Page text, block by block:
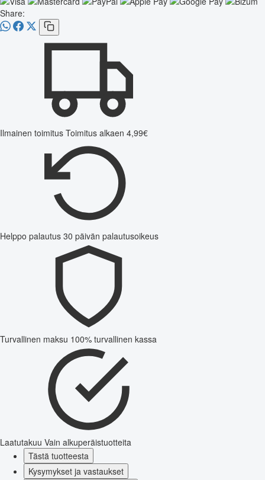
Share:
Ilmainen toimitus Toimitus alkaen 4,99€
Helppo palautus 30 päivän palautusoikeus
Turvallinen maksu 100% turvallinen kassa
Laatutakuu Vain alkuperäistuotteita
Tästä tuotteesta
Kysymykset ja vastaukset